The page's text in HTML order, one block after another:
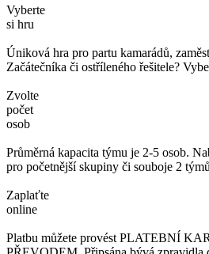
Márnice
Na Výsluní 5518
Vyberte
si hru
Úniková hra pro partu kamarádů,
Začátečníka či ostříleného řešitele?
Zvolte
počet
osob
Průměrná kapacita týmu je 2-5 osob.
pro početnější skupiny či souboje 2
Zaplaťte
online
Platbu můžete provést PLATEBNÍ